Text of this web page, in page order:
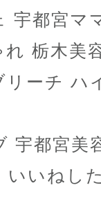
宇都宮マ
れ 栃木
ーチ ハ
宇都宮
いねし